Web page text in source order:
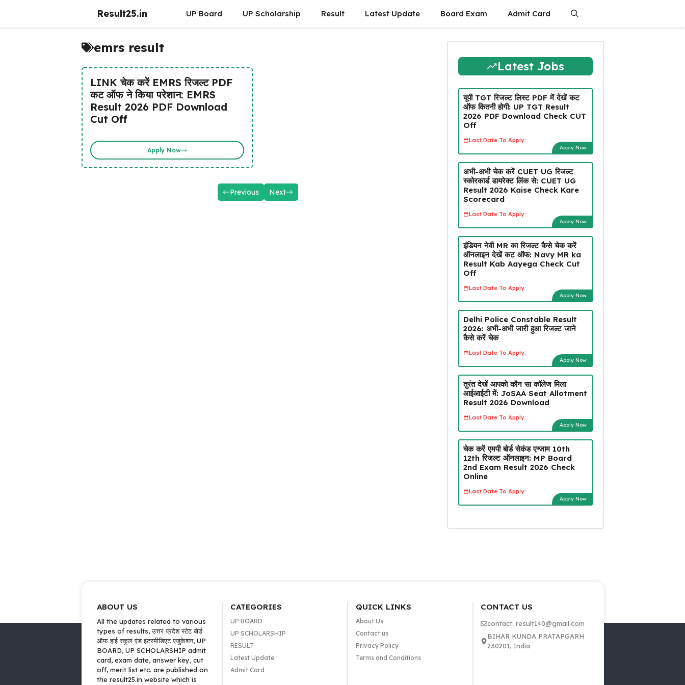
Result25.in UP Board UP Scholarship Result Latest Update Board Exam Admit Card
emrs result
LINK चेक करें EMRS रिजल्ट PDF
कट ऑफ ने किया परेशान: EMRS
Result 2026 PDF Download
Cut Off
Apply Now
Previous Next
Latest Jobs
यूपी TGT रिजल्ट लिस्ट PDF में देखें कट
ऑफ कितनी होगी: UP TGT Result
2026 PDF Download Check CUT
Off
Last Date To Apply:
Apply Now
अभी-अभी चेक करें CUET UG रिजल्ट
स्कोरकार्ड डायरेक्ट लिंक से: CUET UG
Result 2026 Kaise Check Kare
Scorecard
Last Date To Apply:
Apply Now
इंडियन नेवी MR का रिजल्ट कैसे चेक करें
ऑनलाइन देखें कट ऑफ: Navy MR ka
Result Kab Aayega Check Cut
Off
Last Date To Apply:
Apply Now
Delhi Police Constable Result
2026: अभी-अभी जारी हुआ रिजल्ट जाने
कैसे करें चेक
Last Date To Apply:
Apply Now
तुरंत देखें आपको कौन सा कॉलेज मिला
आईआईटी में: JoSAA Seat Allotment
Result 2026 Download
Last Date To Apply:
Apply Now
चेक करें एमपी बोर्ड सेकंड एग्जाम 10th
12th रिजल्ट ऑनलाइन: MP Board
2nd Exam Result 2026 Check
Online
Last Date To Apply:
Apply Now
ABOUT US
All the updates related to various
types of results, उत्तर प्रदेश स्टेट बोर्ड
ऑफ हाई स्कूल एंड इंटरमीडिएट एजुकेशन, UP
BOARD, UP SCHOLARSHIP admit
card, exam date, answer key, cut
off, merit list etc. are published on
the result25.in website which is
CATEGORIES
UP BOARD
UP SCHOLARSHIP
RESULT
Latest Update
Admit Card
QUICK LINKS
About Us
Contact us
Privacy Policy
Terms and Conditions
CONTACT US
contact: result140@gmail.com
BIHAR KUNDA PRATAPGARH
230201, India